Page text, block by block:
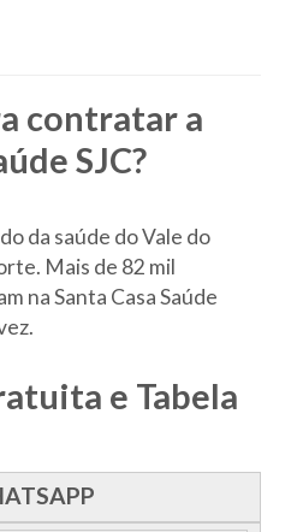
contratar a
SJC?
da saúde do Vale do
Mais de 82 mil
na Santa Casa Saúde
e Tabela